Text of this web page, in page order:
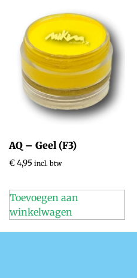
AQ – Geel (F3)
€4,95 incl. btw
Toevoegen aan
winkelwagen